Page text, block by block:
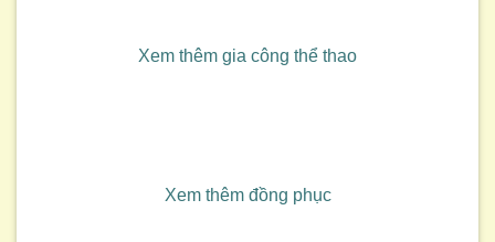
Xem thêm gia công thể thao
Xem thêm đồng phục